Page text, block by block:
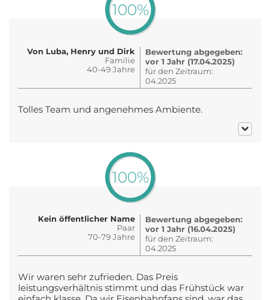
100%
Von Luba, Henry und Dirk
Familie
40-49 Jahre
Bewertung abgegeben:
vor 1 Jahr (17.04.2025)
für den Zeitraum:
04.2025
Tolles Team und angenehmes Ambiente.
100%
Kein öffentlicher Name
Paar
70-79 Jahre
Bewertung abgegeben:
vor 1 Jahr (16.04.2025)
für den Zeitraum:
04.2025
Wir waren sehr zufrieden. Das Preis
leistungsverhältnis stimmt und das Frühstück war